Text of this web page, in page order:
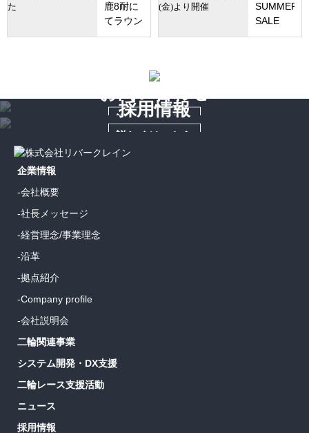
鹿8耐に
てラウン
ジを運営
SUMMER
SALE
2026を6
詳しくはこちら
採用情報
詳しくはこちら
企業情報
-会社概要
-社長メッセージ
-経営理念/事業理念
-沿革
-拠点紹介
-Company profile
-会社説明会
二輪関連事業
システム開発・DX支援
二輪レース支援活動
ニュース
採用情報